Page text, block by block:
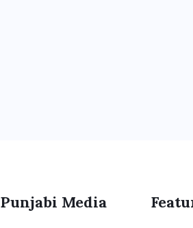
Punjabi Media